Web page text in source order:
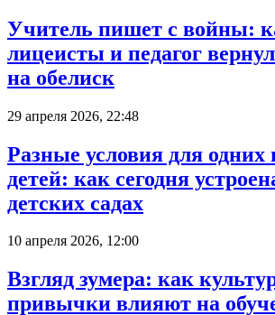
Учитель пишет с войны:
лицеисты и педагог
на обелиск
29 апреля 2026, 22:48
Разные условия для одних
детей: как сегодня
детских садах
10 апреля 2026, 12:00
Взгляд зумера: как
привычки влияют на